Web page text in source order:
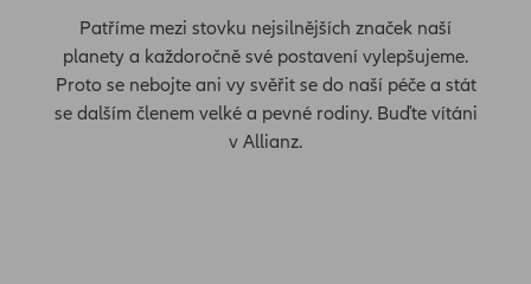
Patříme mezi stovku nejsilnějších značek naší
planety a každoročně své postavení vylepšujeme.
Proto se nebojte ani vy svěřit se do naší péče a stát
se dalším členem velké a pevné rodiny. Buďte vítáni
v Allianz.